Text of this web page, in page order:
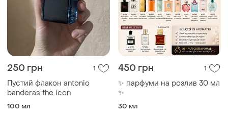
250 грн 1
Пустий флакон antonio
banderas the icon
100 мл
450 грн 1
✨ парфуми на розлив 30 мл
✨
30 мл